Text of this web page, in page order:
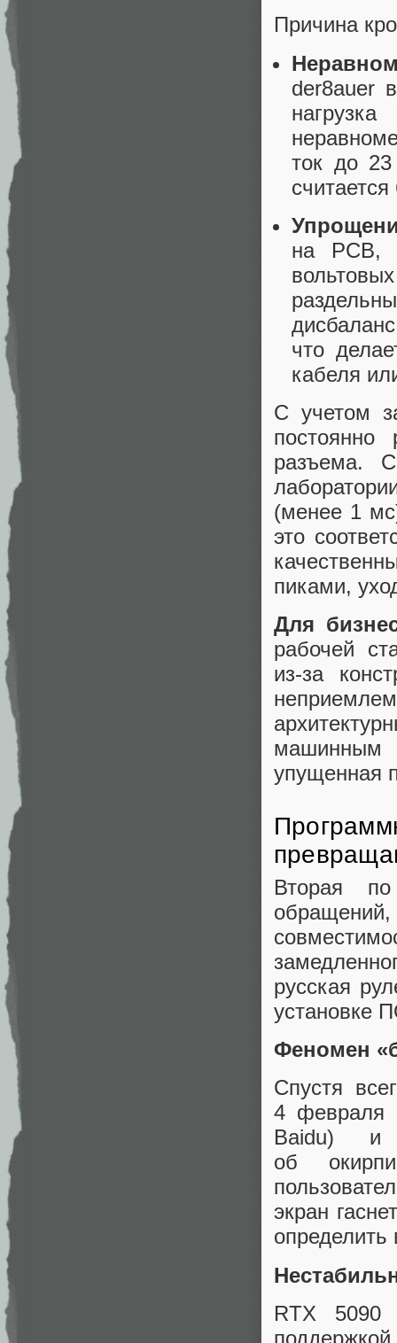
Причина
der8auer
ток до
на PCB,
что
кабеля
С учетом
постоянно
разъема.
(менее 1
это
пиками,
Для
рабочей
из‑за
машинным
упущенная
Вторая
русская
установке
Феномен
Спустя
4 февраля
Baidu) и
об
экран
определить
RTX 5090